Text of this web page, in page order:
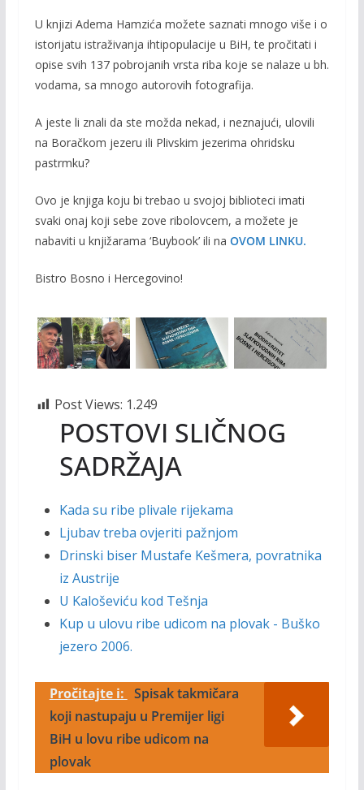
U knjizi Adema Hamzića možete saznati mnogo više i o
istorijatu istraživanja ihtipopulacije u BiH, te pročitati i
opise svih 137 pobrojanih vrsta riba koje se nalaze u bh.
vodama, sa mnogo autorovih fotografija.
A jeste li znali da ste možda nekad, i neznajući, ulovili
na Boračkom jezeru ili Plivskim jezerima ohridsku
pastrmku?
Ovo je knjiga koju bi trebao u svojoj biblioteci imati
svaki onaj koji sebe zove ribolovcem, a možete je
nabaviti u knjižarama ‘Buybook’ ili na OVOM LINKU.
Bistro Bosno i Hercegovino!
Post Views: 1.249
POSTOVI SLIČNOG
SADRŽAJA
Kada su ribe plivale rijekama
Ljubav treba ovjeriti pažnjom
Drinski biser Mustafe Kešmera, povratnika
iz Austrije
U Kaloševiću kod Tešnja
Kup u ulovu ribe udicom na plovak - Buško
jezero 2006.
Pročitajte i: Spisak takmičara
koji nastupaju u Premijer ligi
BiH u lovu ribe udicom na
plovak